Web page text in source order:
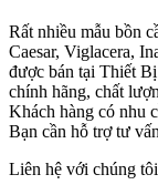
Rất nhiều mẫu bồn
Caesar, Viglacera,
được bán tại Thiết
chính hãng, chất
Khách hàng có nhu
Bạn cần hỗ trợ tư
Liên hệ với chúng